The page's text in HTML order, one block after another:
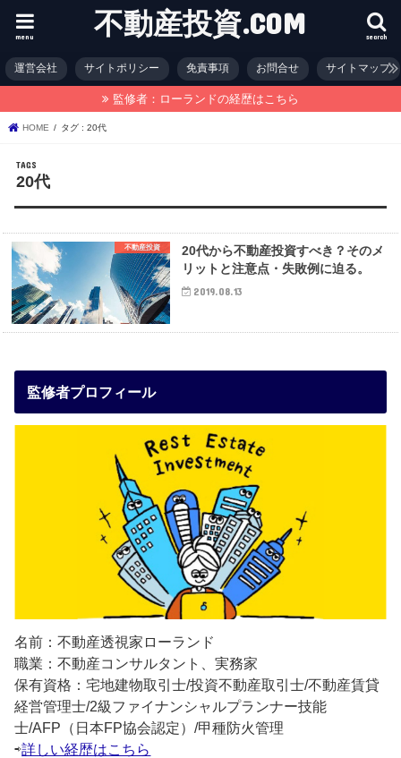
不動産投資.COM search
menu
運営会社 サイトポリシー 免責事項 お問合せ サイトマップ
監修者：ローランドの経歴はこちら
HOME タグ : 20代
20代
不動産投資
20代から不動産投資すべき？そのメ
リットと注意点・失敗例に迫る。
2019.08.13
監修者プロフィール
名前：不動産透視家ローランド
職業：不動産コンサルタント、実務家
保有資格：宅地建物取引士/投資不動産取引士/不動産賃貸
経営管理士/2級ファイナンシャルプランナー技能
士/AFP（日本FP協会認定）/甲種防火管理
⇨詳しい経歴はこちら